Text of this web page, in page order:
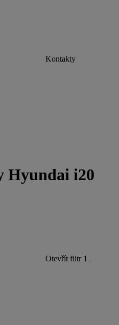
Kontakty
Hyundai i20
Otevřít filtr 1